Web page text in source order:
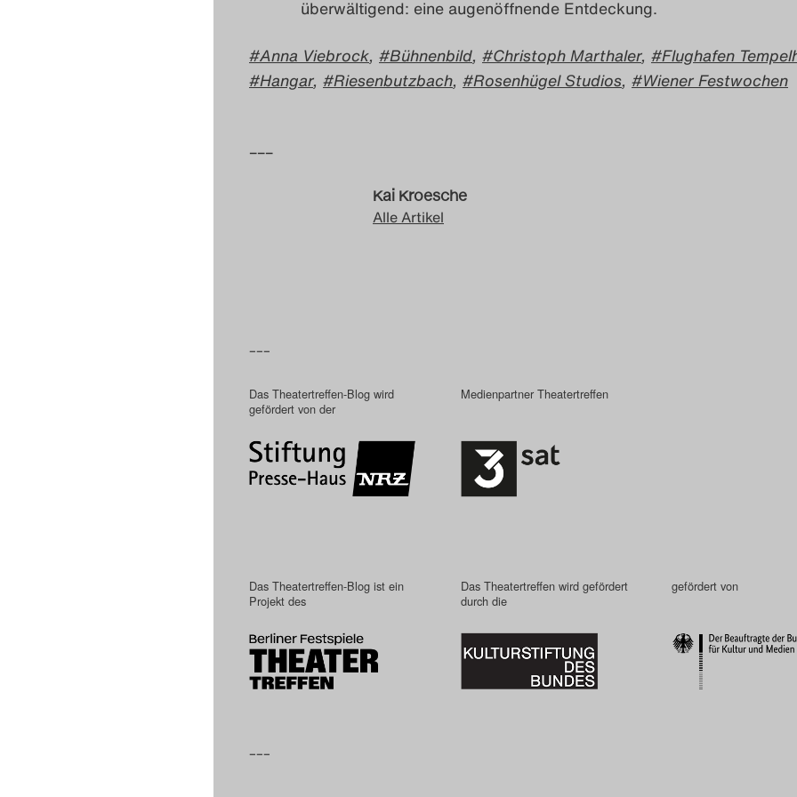
überwältigend: eine augenöffnende Entdeckung.
Anna Viebrock, Bühnenbild, Christoph Marthaler, Flughafen
Hangar, Riesenbutzbach, Rosenhügel Studios, Wiener Festwochen
–––
Kai Kroesche
Alle Artikel
–––
Das Theatertreffen-Blog wird
gefördert von der
Medienpartner Theatertreffen
Das Theatertreffen-Blog ist ein
Projekt des
Das Theatertreffen wird gefördert
durch die
gefördert von
–––